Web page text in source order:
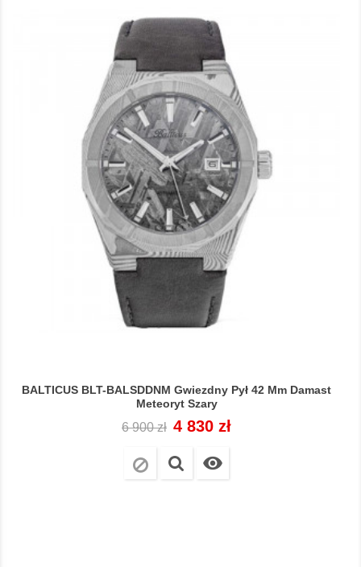
BALTICUS BLT-BALSDDNM Gwiezdny Pył 42 Mm Damast
Meteoryt Szary
Cena
6 900 zł Cena
4 830 zł
